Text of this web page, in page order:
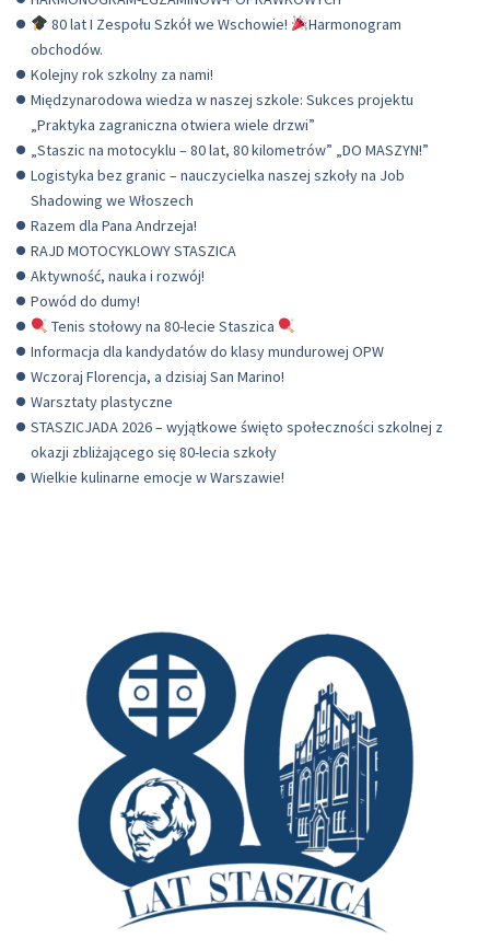
80 lat I Zespołu Szkół we Wschowie!
Harmonogram
obchodów.
Kolejny rok szkolny za nami!
Międzynarodowa wiedza w naszej szkole: Sukces projektu
„Praktyka zagraniczna otwiera wiele drzwi”
„Staszic na motocyklu – 80 lat, 80 kilometrów” „DO MASZYN!”
Logistyka bez granic – nauczycielka naszej szkoły na Job
Shadowing we Włoszech
Razem dla Pana Andrzeja!
RAJD MOTOCYKLOWY STASZICA
Aktywność, nauka i rozwój!
Powód do dumy!
Tenis stołowy na 80-lecie Staszica
Informacja dla kandydatów do klasy mundurowej OPW
Wczoraj Florencja, a dzisiaj San Marino!
Warsztaty plastyczne
STASZICJADA 2026 – wyjątkowe święto społeczności szkolnej z
okazji zbliżającego się 80-lecia szkoły
Wielkie kulinarne emocje w Warszawie!